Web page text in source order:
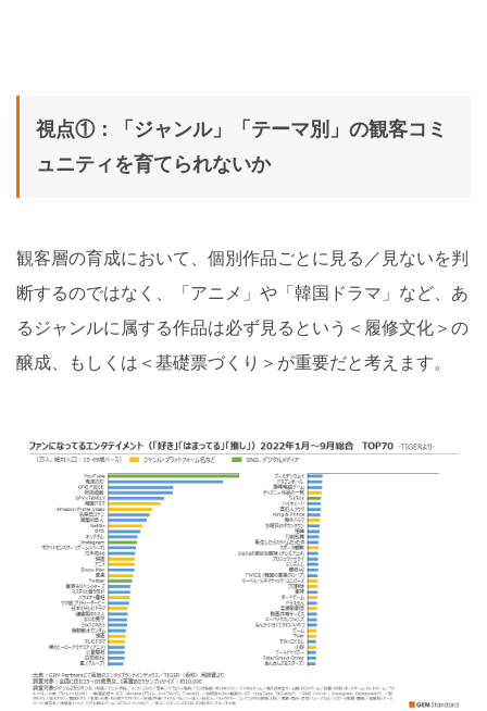
視点①：「ジャンル」「テーマ別」の観客コミ
ュニティを育てられないか
観客層の育成において、個別作品ごとに見る／見ないを判
断するのではなく、「アニメ」や「韓国ドラマ」など、あ
るジャンルに属する作品は必ず見るという＜履修文化＞の
醸成、もしくは＜基礎票づくり＞が重要だと考えます。